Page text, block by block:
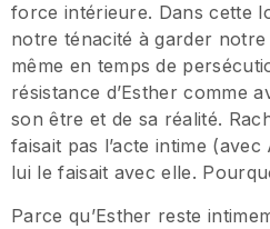
force intérieure. Dans cette
notre ténacité à garder
même en temps de
résistance d’Esther comme
son être et de sa réalité.
faisait pas l’acte intime
lui le faisait avec elle.
Parce qu’Esther reste